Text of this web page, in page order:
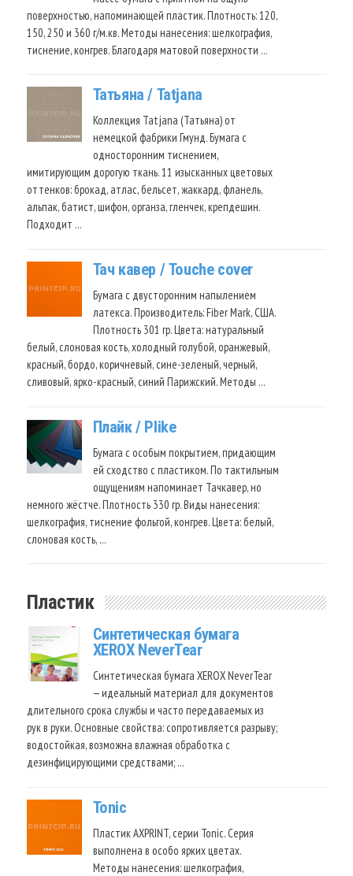
поверхностью, напоминающей пластик. Плотность: 120,
150, 250 и 360 г/м.кв. Методы нанесения: шелкография,
тиснение, конгрев. Благодаря матовой поверхности …
Татьяна / Tatjana
Коллекция Tatjana (Татьяна) от
немецкой фабрики Гмунд. Бумага с
односторонним тиснением,
имитирующим дорогую ткань. 11 изысканных цветовых
оттенков: брокад, атлас, бельсет, жаккард, фланель,
альпак, батист, шифон, органза, гленчек, крепдешин.
Подходит …
Тач кавер / Touche cover
Бумага с двусторонним напылением
латекса. Производитель: Fiber Mark, США.
Плотность 301 гр. Цвета: натуральный
белый, слоновая кость, холодный голубой, оранжевый,
красный, бордо, коричневый, сине-зеленый, черный,
сливовый, ярко-красный, синий Парижский. Методы …
Плайк / Plike
Бумага с особым покрытием, придающим
ей сходство с пластиком. По тактильным
ощущениям напоминает Тачкавер, но
немного жёстче. Плотность 330 гр. Виды нанесения:
шелкография, тиснение фольгой, конгрев. Цвета: белый,
слоновая кость, …
Пластик
Синтетическая бумага
XEROX NeverTear
Синтетическая бумага XEROX NeverTear
— идеальный материал для документов
длительного срока службы и часто передаваемых из
рук в руки. Основные свойства: сопротивляется разрыву;
водостойкая, возможна влажная обработка с
дезинфицирующими средствами; …
Tonic
Пластик AXPRINT, серии Tonic. Серия
выполнена в особо ярких цветах.
Методы нанесения: шелкография,